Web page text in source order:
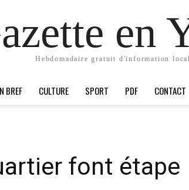
en
Hebdomadaire gratuit d'information
BREF CULTURE SPORT PDF CONTACT
font étape